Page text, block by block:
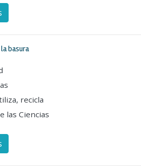
basura
recicla
las Ciencias